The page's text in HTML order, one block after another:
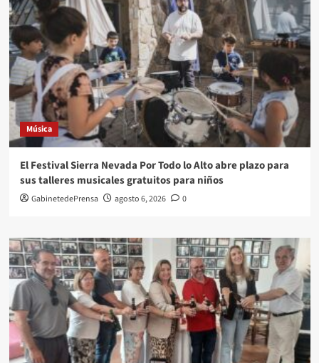
Música
El Festival Sierra Nevada Por Todo lo Alto abre plazo para
sus talleres musicales gratuitos para niños
GabinetedePrensa agosto 6, 2026 0